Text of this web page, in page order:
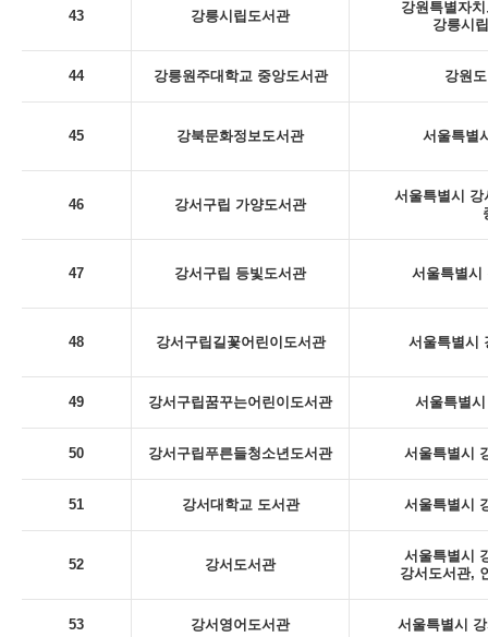
43 강릉시립도서관
강원특별자
강릉시
44 강릉원주대학교 중앙도서관 강원
45 강북문화정보도서관 서울특별
46 강서구립 가양도서관
서울특별시 강
47 강서구립 등빛도서관 서울특별시
48 강서구립길꽃어린이도서관 서울특별시
49 강서구립꿈꾸는어린이도서관 서울특별
50 강서구립푸른들청소년도서관 서울특별시
51 강서대학교 도서관 서울특별시
52 강서도서관
서울특별시
강서도서관,
53 강서영어도서관 서울특별시